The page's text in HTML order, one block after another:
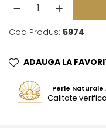
Cod Produs: 5974
ADAUGA LA
Perle
Calitate